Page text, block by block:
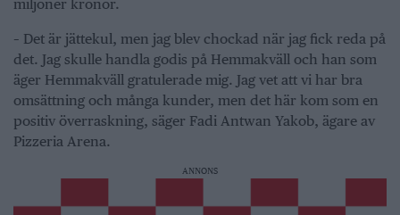
miljoner kronor.
– Det är jättekul, men jag blev chockad när jag fick reda på
det. Jag skulle handla godis på Hemmakväll och han som
äger Hemmakväll gratulerade mig. Jag vet att vi har bra
omsättning och många kunder, men det här kom som en
positiv överraskning, säger Fadi Antwan Yakob, ägare av
Pizzeria Arena.
ANNONS